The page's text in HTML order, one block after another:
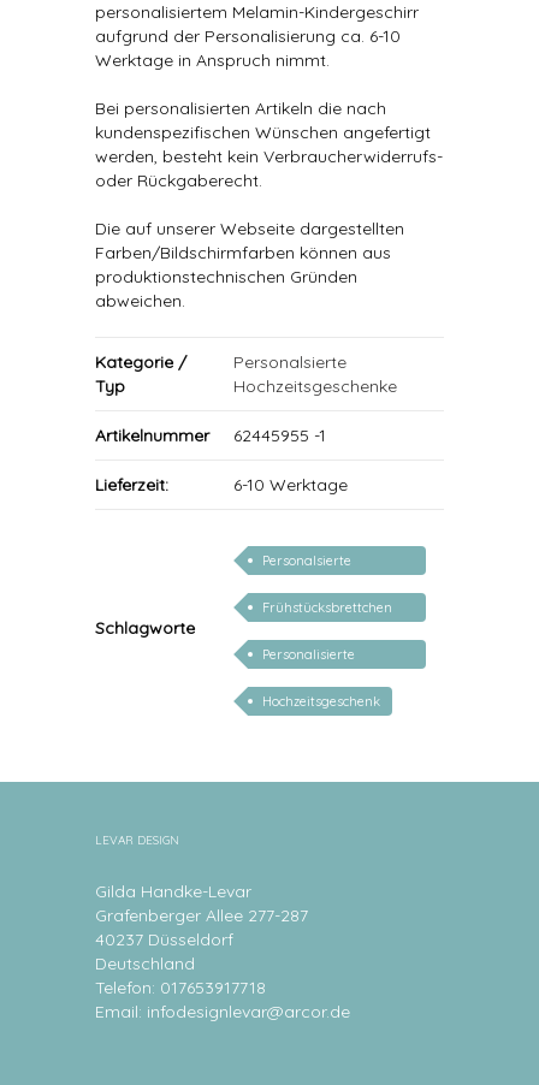
personalisiertem Melamin-Kindergeschirr
aufgrund der Personalisierung ca. 6-10
Werktage in Anspruch nimmt.
Bei personalisierten Artikeln die nach
kundenspezifischen Wünschen angefertigt
werden, besteht kein Verbraucherwiderrufs-
oder Rückgaberecht.
Die auf unserer Webseite dargestellten
Farben/Bildschirmfarben können aus
produktionstechnischen Gründen
abweichen.
Kategorie /
Typ
Personalsierte
Hochzeitsgeschenke
Artikelnummer 62445955 -1
Lieferzeit: 6-10 Werktage
Schlagworte
Personalsierte
Hochzeitsgeschenke
Frühstücksbrettchen
personalisiert
Personalisierte
Geschenke zur Hochzeit
Hochzeitsgeschenk
LEVAR DESIGN
Gilda Handke-Levar
Grafenberger Allee 277-287
40237 Düsseldorf
Deutschland
Telefon: 017653917718
Email: infodesignlevar@arcor.de